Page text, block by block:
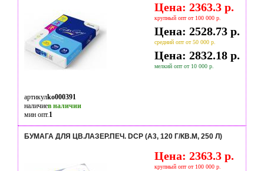
Цена: 2363.3 р.
крупный опт от 100 000 р.
Цена: 2528.73 р.
средний опт от 50 000 р.
Цена: 2832.18 р.
мелкий опт от 10 000 р.
артикулko000391
наличиев наличии
мин опт.1
БУМАГА ДЛЯ ЦВ.ЛАЗЕР.ПЕЧ. DCP (А3, 120 Г/КВ.М, 250 Л)
Цена: 2363.3 р.
крупный опт от 100 000 р.